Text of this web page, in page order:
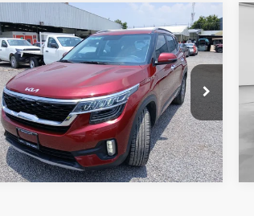
2022KIA SELTOSSX
Nissan Autocom San Juan del Río
VIN:MZBER2A4XNN337903Valores:623007
Reservado 36,033 km Ext. Int.
Precio: $364,400
CONTACTAR UN
ASESOR
OBTÉN FINANCIAMIENTO
Comparar vehículo